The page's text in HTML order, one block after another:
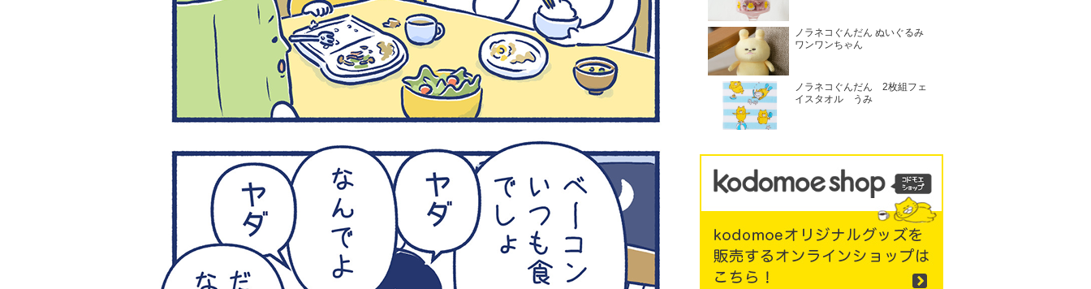
ノラネコぐんだん ぬいぐるみ
ワンワンちゃん
ノラネコぐんだん 2枚組フェ
イスタオル うみ